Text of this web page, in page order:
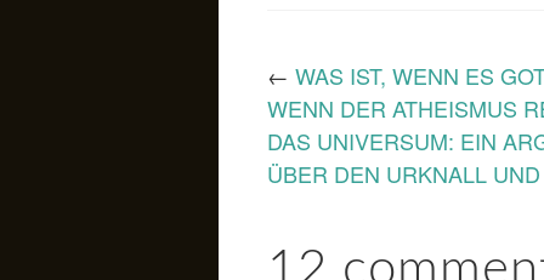
← WAS IST, WENN ES
WENN DER ATHEISMUS
DAS UNIVERSUM: EIN
ÜBER DEN URKNALL
12